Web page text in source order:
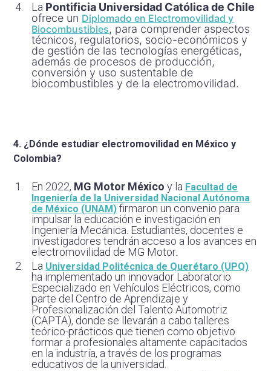
La Pontificia Universidad Católica de Chile
ofrece un Diplomado en Electromovilidad y
Biocombustibles, para comprender aspectos
técnicos, regulatorios, socio-económicos y
de gestión de las tecnologías energéticas,
además de procesos de producción,
conversión y uso sustentable de
biocombustibles y de la electromovilidad.
4. ¿Dónde estudiar electromovilidad en México y
Colombia?
En 2022, MG Motor México y la Facultad de
Ingeniería de la Universidad Nacional Autónoma
de México (UNAM) firmaron un convenio para
impulsar la educación e investigación en
Ingeniería Mecánica. Estudiantes, docentes e
investigadores tendrán acceso a los avances en
electromovilidad de MG Motor.
La Universidad Politécnica de Querétaro (UPQ)
ha implementado un innovador Laboratorio
Especializado en Vehículos Eléctricos, como
parte del Centro de Aprendizaje y
Profesionalización del Talento Automotriz
(CAPTA), donde se llevarán a cabo talleres
teórico-prácticos que tienen como objetivo
formar a profesionales altamente capacitados
en la industria, a través de los programas
educativos de la universidad.